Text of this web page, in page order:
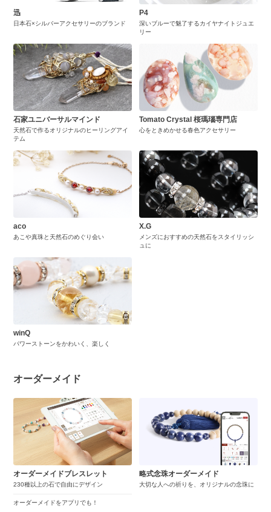
迅
日本石×シルバーアクセサリーのブランド
P4
深いブルーで魅了するカイヤナイトジュエ
リー
石家ユニバーサルマインド
天然石で作るオリジナルのヒーリングアイ
テム
Tomato Crystal 桜瑪瑙専門店
心をときめかせる春色アクセサリー
aco
あこや真珠と天然石のめぐり会い
X.G
メンズにおすすめの天然石をスタイリッシ
ュに
winQ
パワーストーンをかわいく、楽しく
オーダーメイド
オーダーメイドブレスレット
230種以上の石で自由にデザイン
オーダーメイドをアプリでも！
略式念珠オーダーメイド
大切な人への祈りを、オリジナルの念珠に